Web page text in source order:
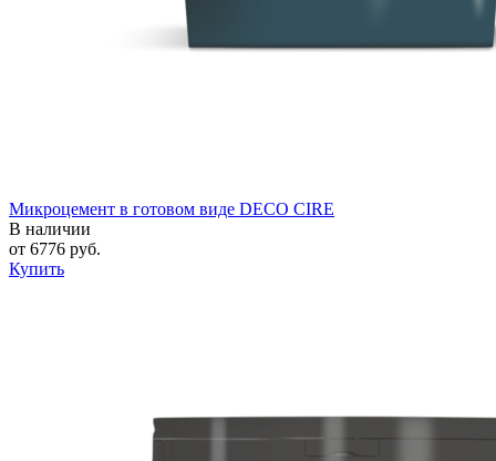
Микроцемент в готовом виде DECO CIRE
В наличии
от 6776 руб.
Купить